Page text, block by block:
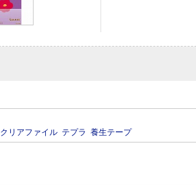
クリアファイル テプラ 養生テープ